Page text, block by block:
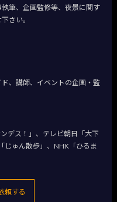
筆、企画監修等、夜景に関す
さい。
、講師、イベントの企画・監
デス！」、テレビ朝日「大下
じゅん散歩」、NHK「ひるま
頼する